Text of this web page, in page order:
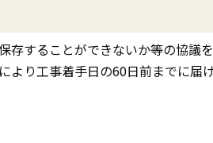
することができないか等の協議
より工事着手日の60日前までに届